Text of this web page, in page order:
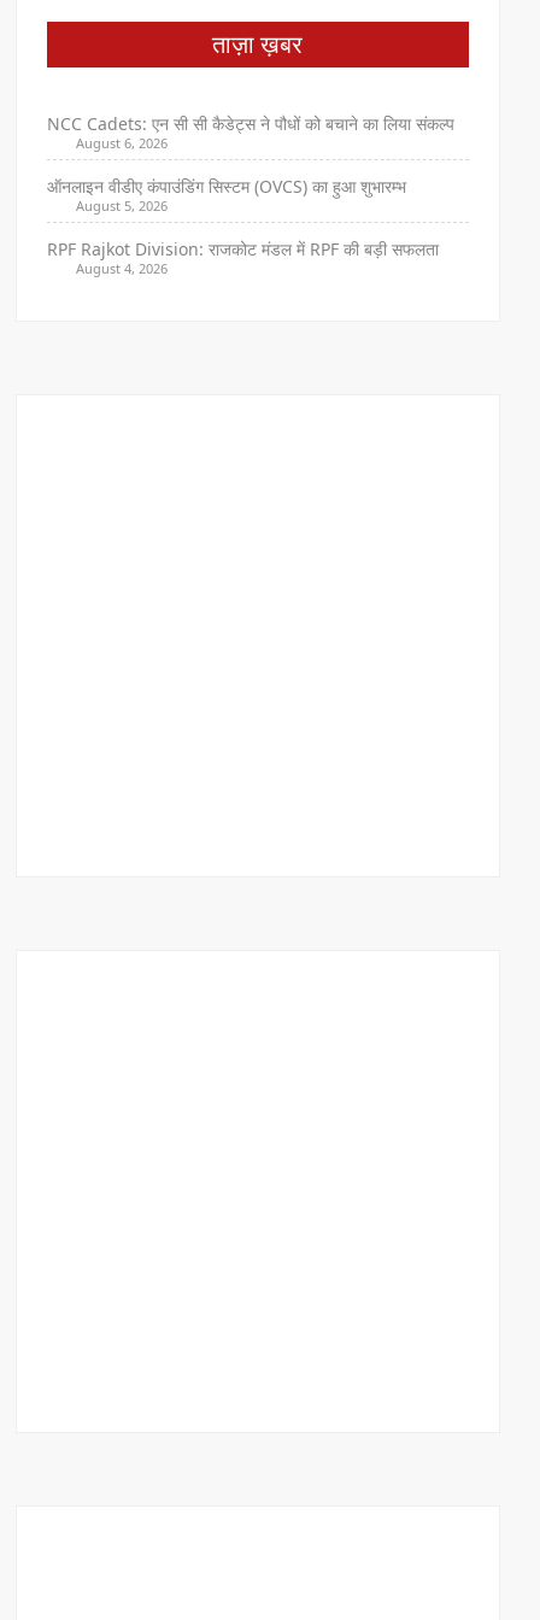
ताज़ा ख़बर
NCC Cadets: एन सी सी कैडेट्स ने पौधों को बचाने का लिया संकल्प
August 6, 2026
ऑनलाइन वीडीए कंपाउंडिंग सिस्टम (OVCS) का हुआ शुभारम्भ
August 5, 2026
RPF Rajkot Division: राजकोट मंडल में RPF की बड़ी सफलता
August 4, 2026